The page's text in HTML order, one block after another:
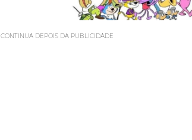
CONTINUA DEPOIS DA PUBLICIDADE